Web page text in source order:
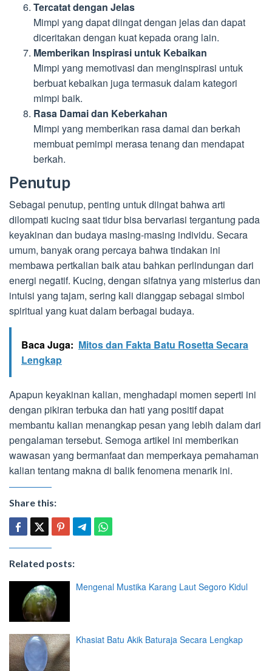
Tercatat dengan Jelas
Mimpi yang dapat diingat dengan jelas dan dapat
diceritakan dengan kuat kepada orang lain.
Memberikan Inspirasi untuk Kebaikan
Mimpi yang memotivasi dan menginspirasi untuk
berbuat kebaikan juga termasuk dalam kategori
mimpi baik.
Rasa Damai dan Keberkahan
Mimpi yang memberikan rasa damai dan berkah
membuat pemimpi merasa tenang dan mendapat
berkah.
Penutup
Sebagai penutup, penting untuk diingat bahwa arti
dilompati kucing saat tidur bisa bervariasi tergantung pada
keyakinan dan budaya masing-masing individu. Secara
umum, banyak orang percaya bahwa tindakan ini
membawa pertkalian baik atau bahkan perlindungan dari
energi negatif. Kucing, dengan sifatnya yang misterius dan
intuisi yang tajam, sering kali dianggap sebagai simbol
spiritual yang kuat dalam berbagai budaya.
Baca Juga: Mitos dan Fakta Batu Rosetta Secara
Lengkap
Apapun keyakinan kalian, menghadapi momen seperti ini
dengan pikiran terbuka dan hati yang positif dapat
membantu kalian menangkap pesan yang lebih dalam dari
pengalaman tersebut. Semoga artikel ini memberikan
wawasan yang bermanfaat dan memperkaya pemahaman
kalian tentang makna di balik fenomena menarik ini.
Share this:
Related posts:
Mengenal Mustika Karang Laut Segoro Kidul
Khasiat Batu Akik Baturaja Secara Lengkap